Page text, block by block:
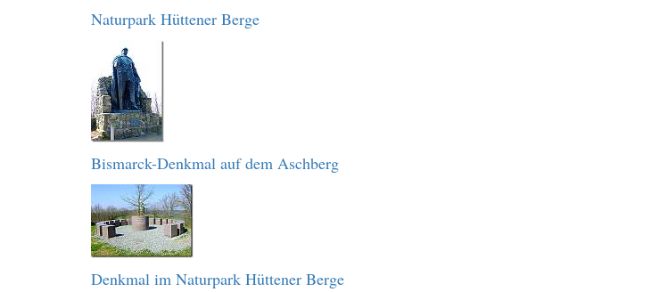
Naturpark Hüttener Berge
Bismarck-Denkmal auf dem Aschberg
Denkmal im Naturpark Hüttener Berge